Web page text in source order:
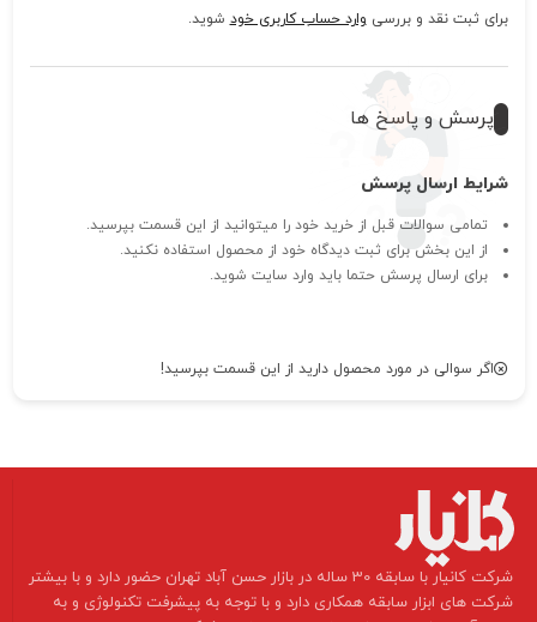
برای ثبت نقد و بررسی وارد حساب کاربری خود شوید.
پرسش و پاسخ ها
شرایط ارسال پرسش
تمامی سوالات قبل از خرید خود را میتوانید از این قسمت بپرسید.
از این بخش برای ثبت دیدگاه خود از محصول استفاده نکنید.
برای ارسال پرسش حتما باید وارد سایت شوید.
اگر سوالی در مورد محصول دارید از این قسمت بپرسید!
​شرکت کانیار با سابقه 30 ساله در بازار حسن آباد تهران حضور دارد و با بیشتر
شرکت های ابزار سابقه همکاری دارد و با توجه به پیشرفت تکنولوژی و به